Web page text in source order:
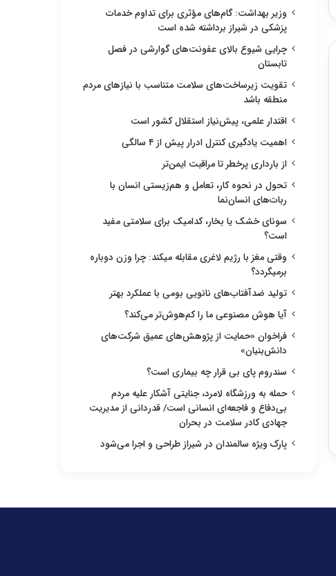
وزیر بهداشت: گام‌های مؤثری برای تداوم خدمات
پزشکی در شیراز برداشته شده است
چرایی شیوع بالای عفونت‌های گوارشی در فصل
تابستان
تقویت زیرساخت‌های سلامت متناسب با نیازهای مردم
منطقه باشد
اقتدار علمی، پیش‌نیاز استقلال کشور است
اهمیت یادگیری کنترل ادرار پیش از ۴ سالگی
از بارداری پرخطر تا مراقبت ایمن‌تر
تحول در نحوه کار، تعامل و هم‌زیستی انسان با
ربات‌های انسان‌نما
سونای خشک یا بخار، کدامیک برای سلامتی مفید
است؟
وقتی مغز با رژیم لاغری مقابله میکند: چرا وزن دوباره
برمیگردد؟
تولید ضدآفتاب‌های نانویی بومی با عملکرد بهتر
آیا هوش مصنوعی ما را کم‌هوش‌تر می‌کند؟
فراخوان «حمایت از پژوهش‌های عمیق شرکت‌های
دانش‌بنیان»
سندروم پای بی قرار چه بیماری است؟
حمله به ورزشگاه لامرد، جنایتی آشکار علیه مردم
بی‌دفاع و فاجعه‌ای انسانی است/ قدردانی از مدیریت
جهادی کادر سلامت در بحران
پارک ویژه سالمندان در شیراز طراحی و اجرا می‌شود